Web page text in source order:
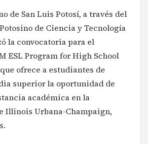
de San Luis Potosí, a través del
de Ciencia y Tecnología
la convocatoria para el
ESL Program for High School
ofrece a estudiantes de
superior la oportunidad de
académica en la
Illinois Urbana-Champaign,